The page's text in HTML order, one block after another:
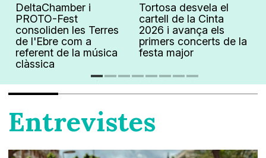
DeltaChamber i
PROTO-Fest
consoliden les Terres
de l'Ebre com a
referent de la música
clàssica
Tortosa desvela el
cartell de la Cinta
2026 i avança els
primers concerts de la
festa major
Entrevistes